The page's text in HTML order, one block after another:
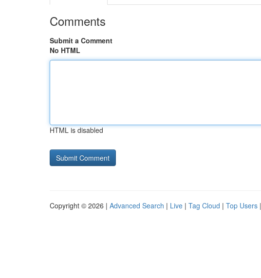
Comments
Submit a Comment
No HTML
HTML is disabled
Copyright © 2026 | Advanced Search | Live | Tag Cloud | Top Users